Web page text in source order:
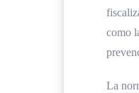
como
La